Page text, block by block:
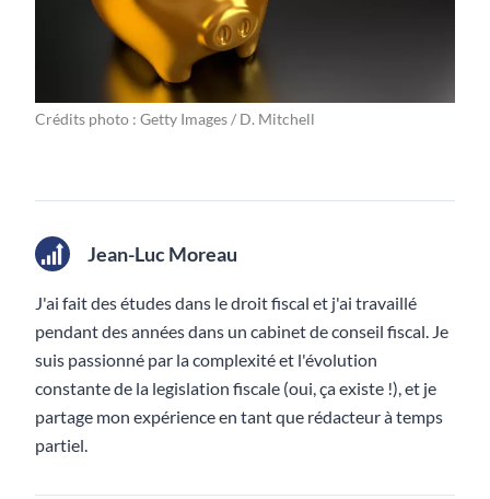
Crédits photo : Getty Images / D. Mitchell
Jean-Luc Moreau
J'ai fait des études dans le droit fiscal et j'ai travaillé
pendant des années dans un cabinet de conseil fiscal. Je
suis passionné par la complexité et l'évolution
constante de la legislation fiscale (oui, ça existe !), et je
partage mon expérience en tant que rédacteur à temps
partiel.